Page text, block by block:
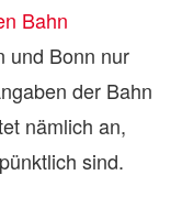
Bahn
und Bonn nur
der Bahn
nämlich an,
sind.